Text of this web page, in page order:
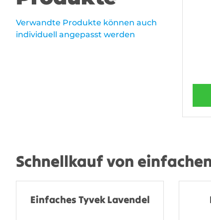
Verwandte Produkte können auch
individuell angepasst werden
Schnellkauf von
Einfaches Tyvek Lavendel